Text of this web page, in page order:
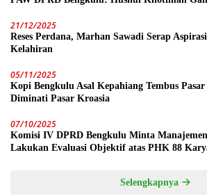
21/12/2025
Reses Perdana, Marhan Sawadi Serap
Kelahiran
05/11/2025
Kopi Bengkulu Asal Kepahiang Tembus
Diminati Pasar Kroasia
07/10/2025
Komisi IV DPRD Bengkulu Minta
Lakukan Evaluasi Objektif atas PHK 88
Selengkapnya